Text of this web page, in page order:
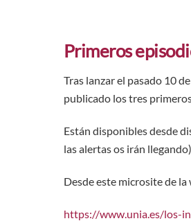
Primeros
Tras lanzar el pasado 10
publicado los tres
Están disponiblesdesde
las alertas os irán
Desde este microsite de
https://www.unia.es/los-